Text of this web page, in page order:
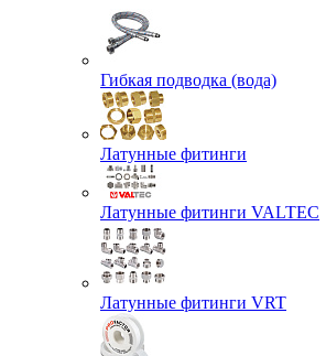
Гибкая подводка (вода)
Латунные фитинги
Латунные фитинги VALTEC
Латунные фитинги VRT